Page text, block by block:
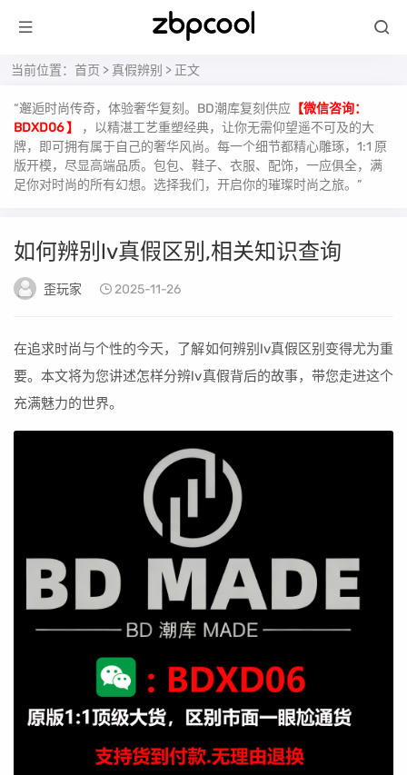
当前位置： 首页 > 真假辨别 > 正文
“邂逅时尚传奇，体验奢华复刻。BD潮库复刻供应 【微信咨询：
BDXD06 】
，以精湛工艺重塑经典，让你无需仰望遥不可及的大
牌，即可拥有属于自己的奢华风尚。每一个细节都精心雕琢，1:1 原
版开模，尽显高端品质。包包、鞋子、衣服、配饰，一应俱全，满
足你对时尚的所有幻想。选择我们，开启你的璀璨时尚之旅。”
如何辨别lv真假区别,相关知识查询
歪玩家 2025-11-26
在追求时尚与个性的今天，了解如何辨别lv真假区别变得尤为重
要。本文将为您讲述怎样分辨lv真假背后的故事，带您走进这个
充满魅力的世界。